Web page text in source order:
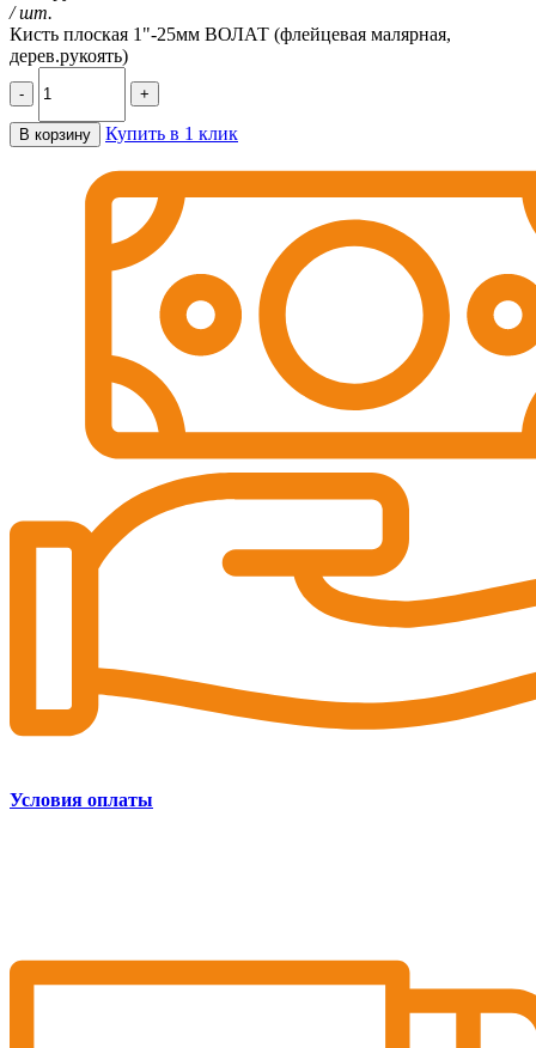
/ шт.
Кисть плоская 1"-25мм ВОЛАТ (флейцевая малярная,
дерев.рукоять)
- +
В корзину Купить в 1 клик
Условия оплаты